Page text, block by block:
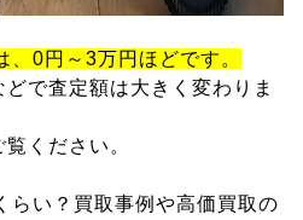
0円～3万円ほどです。
で査定額は大きく変わりま
ください。
らい？買取事例や高価買取の